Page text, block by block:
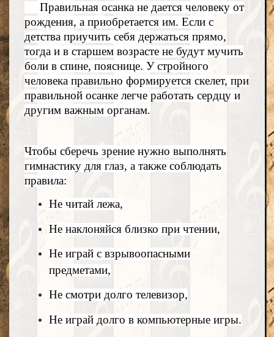
Правильная осанка не дается человеку от
рождения, а приобретается им. Если с
детства приучить себя держаться прямо,
тогда и в старшем возрасте не будут мучить
боли в спине, пояснице. У стройного
человека правильно формируется скелет, при
правильной осанке легче работать сердцу и
другим важным органам.
Чтобы сберечь зрение нужно выполнять
гимнастику для глаз, а также соблюдать
правила:
Не читай лежа,
Не наклоняйся близко при чтении,
Не играй с взрывоопасными
предметами,
Не смотри долго телевизор,
Не играй долго в компьютерные игры.